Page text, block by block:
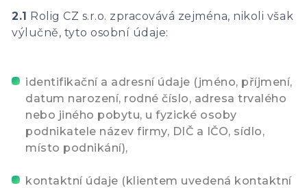
2.1 Rolig CZ s.r.o. zpracovává zejména, nikoli však
výlučně, tyto osobní údaje:
identifikační a adresní údaje (jméno, příjmení,
datum narození, rodné číslo, adresa trvalého
nebo jiného pobytu, u fyzické osoby
podnikatele název firmy, DIČ a IČO, sídlo,
místo podnikání),
kontaktní údaje (klientem uvedená kontaktní